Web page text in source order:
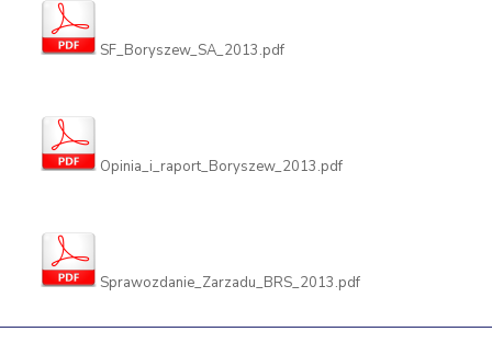
SF_Boryszew_SA_2013.pdf
Opinia_i_raport_Boryszew_2013.pdf
Sprawozdanie_Zarzadu_BRS_2013.pdf